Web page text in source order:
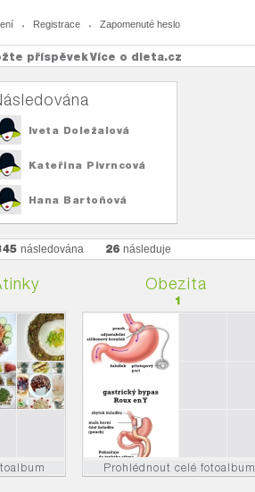
Registrace Zapomenuté heslo
Více o dieta.cz
příspěvek
Iveta Doležalová
Kateřina Pivrncová
Hana Bartoňová
následována 26 následuje
Obezita
1
Prohlédnout celé fotoalbum